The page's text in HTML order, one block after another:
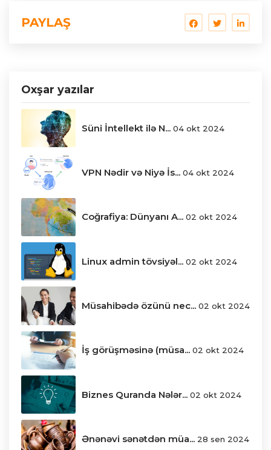
PAYLAŞ
Oxşar yazılar
Süni İntellekt ilə N... 04 okt 2024
VPN Nədir və Niyə İs... 04 okt 2024
Coğrafiya: Dünyanı A... 02 okt 2024
Linux admin tövsiyəl... 02 okt 2024
Müsahibədə özünü nec... 02 okt 2024
İş görüşməsinə (müsa... 02 okt 2024
Biznes Quranda Nələr... 02 okt 2024
Ənənəvi sənətdən müa... 28 sen 2024